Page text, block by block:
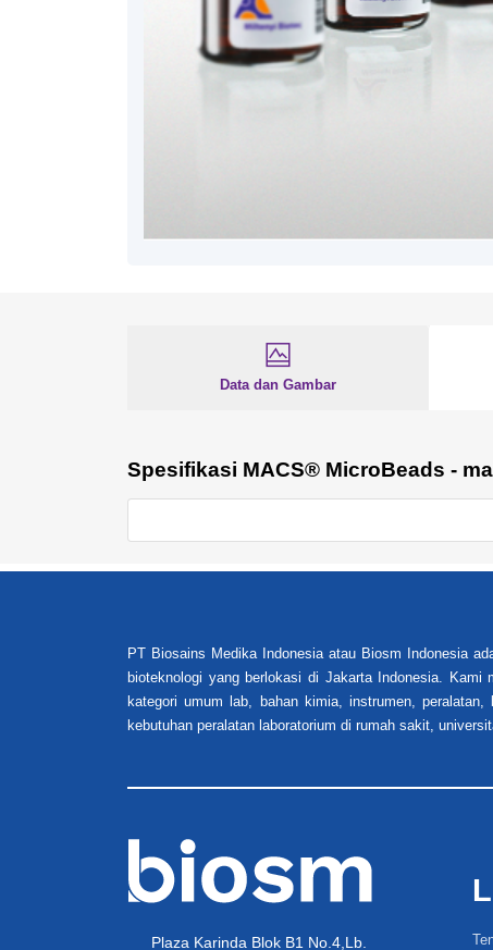
Data dan Gambar
Spesifikasi MACS® MicroBeads -
PT Biosains Medika Indonesia atau Biosm Indonesia
bioteknologi yang berlokasi di Jakarta Indonesia.
kategori umum lab, bahan kimia, instrumen,
kebutuhan peralatan laboratorium di rumah sakit,
Plaza Karinda Blok B1 No.4,Lb.